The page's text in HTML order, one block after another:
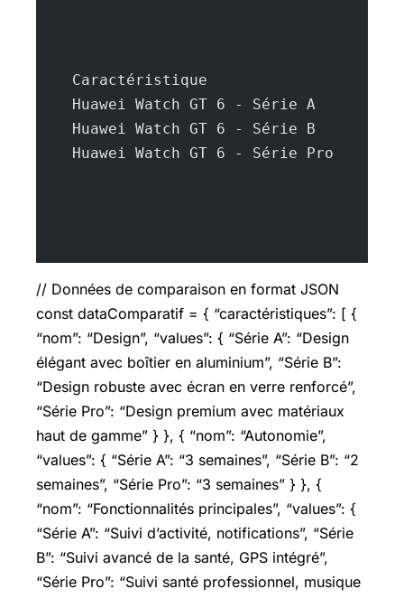
    Caractéristique
    Huawei Watch GT 6 - Série A
    Huawei Watch GT 6 - Série B
    Huawei Watch GT 6 - Série Pro
// Données de comparaison en format JSON
const dataComparatif = { “caractéristiques”: [ {
“nom”: “Design”, “values”: { “Série A”: “Design
élégant avec boîtier en aluminium”, “Série B”:
“Design robuste avec écran en verre renforcé”,
“Série Pro”: “Design premium avec matériaux
haut de gamme” } }, { “nom”: “Autonomie”,
“values”: { “Série A”: “3 semaines”, “Série B”: “2
semaines”, “Série Pro”: “3 semaines” } }, {
“nom”: “Fonctionnalités principales”, “values”: {
“Série A”: “Suivi d’activité, notifications”, “Série
B”: “Suivi avancé de la santé, GPS intégré”,
“Série Pro”: “Suivi santé professionnel, musique